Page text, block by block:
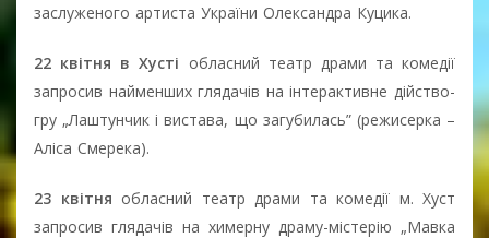
заслуженого артиста України Олександра Куцика.
22 квітня в Хусті обласний театр драми та комедії
запросив найменших глядачів на інтерактивне дійство-
гру „Лаштунчик і вистава, що загубилась” (режисерка –
Аліса Смерека).
23 квітня обласний театр драми та комедії м. Хуст
запросив глядачів на химерну драму-містерію „Mавка